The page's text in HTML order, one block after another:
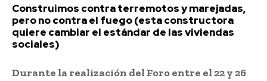
Construimos contra terremotos y marejadas,
pero no contra el fuego (esta constructora
quiere cambiar el estándar de las viviendas
sociales)
Durante la realización del Foro entre el 22 y 26